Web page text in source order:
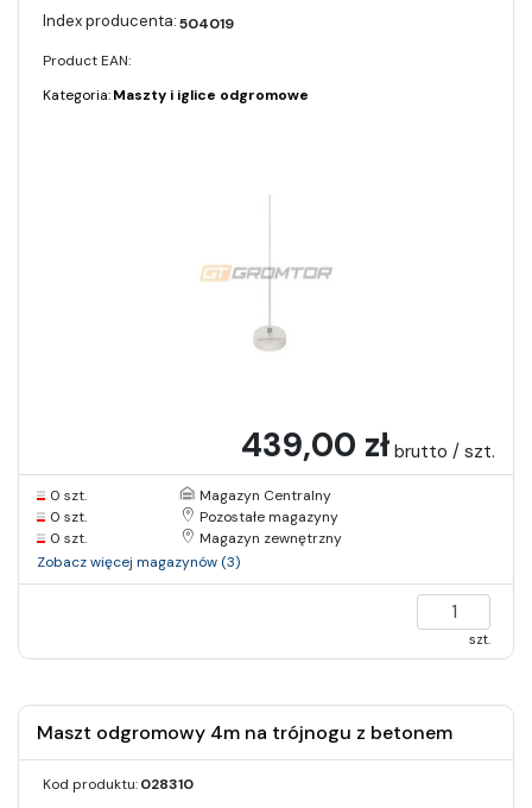
504019
Product EAN:
Kategoria:Maszty i iglice odgromowe
439,00 zł brutto / szt.
0 szt.
Magazyn Centralny
0 szt.
Pozostałe magazyny
0 szt.
Magazyn zewnętrzny
Zobacz więcej magazynów (3)
szt.
Maszt odgromowy 4m na trójnogu z betonem
Kod produktu:028310